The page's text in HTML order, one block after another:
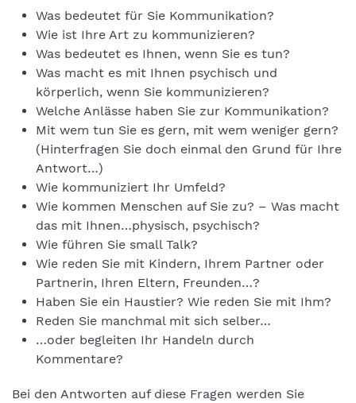
Was bedeutet für Sie Kommunikation?
Wie ist Ihre Art zu kommunizieren?
Was bedeutet es Ihnen, wenn Sie es tun?
Was macht es mit Ihnen psychisch und
körperlich, wenn Sie kommunizieren?
Welche Anlässe haben Sie zur Kommunikation?
Mit wem tun Sie es gern, mit wem weniger gern?
(Hinterfragen Sie doch einmal den Grund für Ihre
Antwort…)
Wie kommuniziert Ihr Umfeld?
Wie kommen Menschen auf Sie zu? – Was macht
das mit Ihnen…physisch, psychisch?
Wie führen Sie small Talk?
Wie reden Sie mit Kindern, Ihrem Partner oder
Partnerin, Ihren Eltern, Freunden…?
Haben Sie ein Haustier? Wie reden Sie mit Ihm?
Reden Sie manchmal mit sich selber…
…oder begleiten Ihr Handeln durch
Kommentare?
Bei den Antworten auf diese Fragen werden Sie